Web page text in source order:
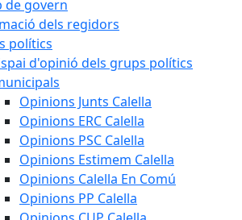
de govern
dels regidors
polítics
d'opinió dels grups polítics
Opinions Junts Calella
Opinions ERC Calella
Opinions PSC Calella
Opinions Estimem Calella
Opinions Calella En Comú
Opinions PP Calella